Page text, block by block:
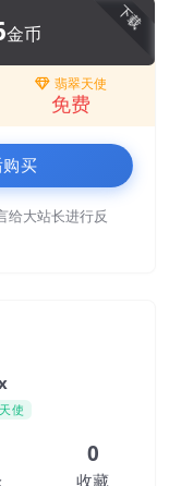
下载
金币
翡翠天使
免费
购买
给大站长进行反
使
0
收藏